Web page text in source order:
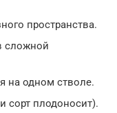
пространства.
сложной
на одном стволе.
сорт плодоносит).